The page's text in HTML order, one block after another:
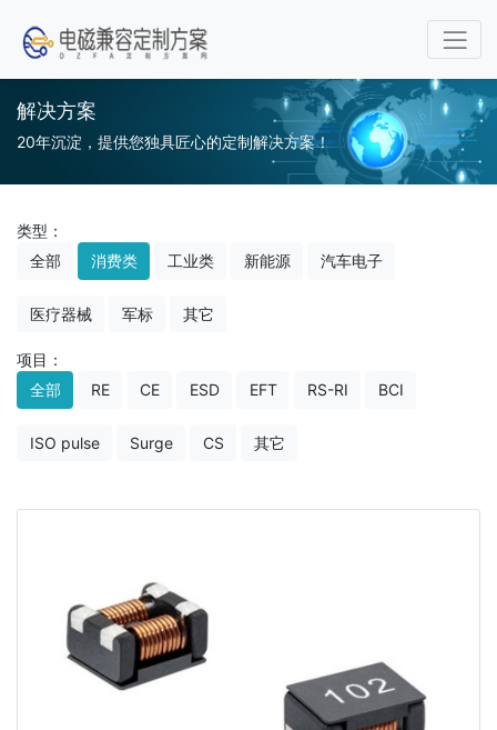
解决方案
20年沉淀，提供您独具匠心的定制解决方案！
类型：
全部
消费类 工业类 新能源 汽车电子
医疗器械 军标 其它
项目：
全部
RE CE ESD EFT RS-RI BCI
ISO pulse Surge CS 其它